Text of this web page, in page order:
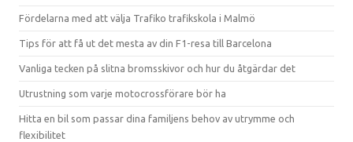
Fördelarna med att välja Trafiko trafikskola i Malmö
Tips för att få ut det mesta av din F1-resa till Barcelona
Vanliga tecken på slitna bromsskivor och hur du åtgärdar det
Utrustning som varje motocrossförare bör ha
Hitta en bil som passar dina familjens behov av utrymme och
flexibilitet